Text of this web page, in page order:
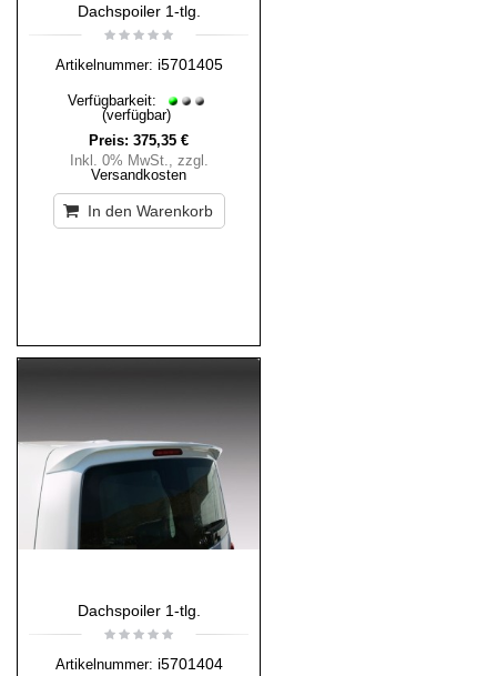
Dachspoiler 1-tlg.
Artikelnummer: i5701405
Verfügbarkeit:
(verfügbar)
Preis: 375,35 €
Inkl. 0% MwSt., zzgl.
Versandkosten
In den Warenkorb
Dachspoiler 1-tlg.
Artikelnummer: i5701404